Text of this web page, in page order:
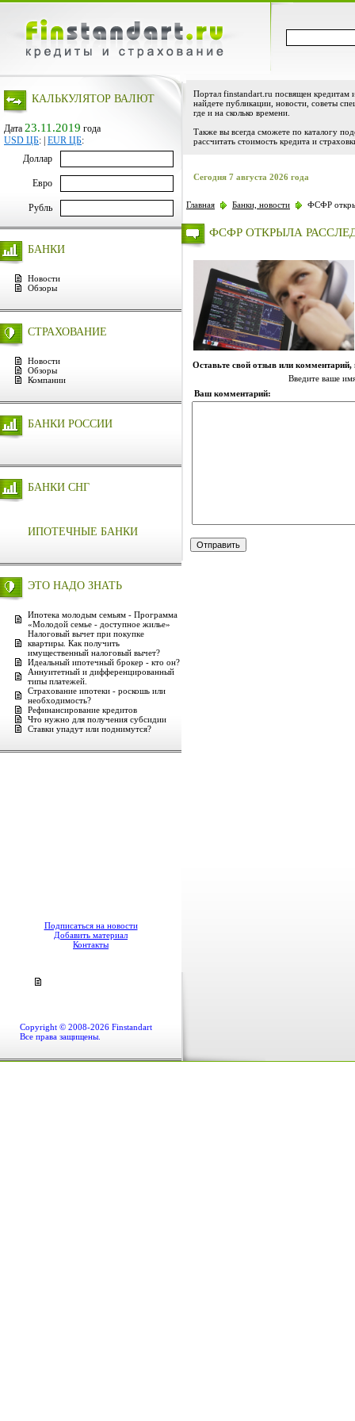
КАЛЬКУЛЯТОР ВАЛЮТ
Дата 23.11.2019 года
USD ЦБ: EUR ЦБ:
Доллар
Евро
Рубль
БАНКИ
Новости
Обзоры
СТРАХОВАНИЕ
Новости
Обзоры
Компании
БАНКИ РОССИИ
БАНКИ СНГ
ИПОТЕЧНЫЕ БАНКИ
ЭТО НАДО ЗНАТЬ
Ипотека молодым семьям - Программа
«Молодой семье - доступное жилье»
Налоговый вычет при покупке
квартиры. Как получить
имущественный налоговый вычет?
Идеальный ипотечный брокер - кто он?
Аннуитетный и дифференцированный
типы платежей.
Страхование ипотеки - роскошь или
необходимость?
Рефинансирование кредитов
Что нужно для получения субсидии
Ставки упадут или поднимутся?
Подписаться на новости
Добавить материал
Контакты
Copyright © 2008-2026 Finstandart
Все права защищены.
Портал finstandart.ru посвящен кредитам
найдете публикации, новости, советы
где и на сколько времени.
Также вы всегда сможете по каталогу
рассчитать стоимость кредита и
Сегодня 7 августа 2026 года
Главная Банки, новости ФСФР
ФСФР ОТКРЫЛА
Оставьте свой отзыв или комментарий,
Введите ваше
Ваш комментарий: